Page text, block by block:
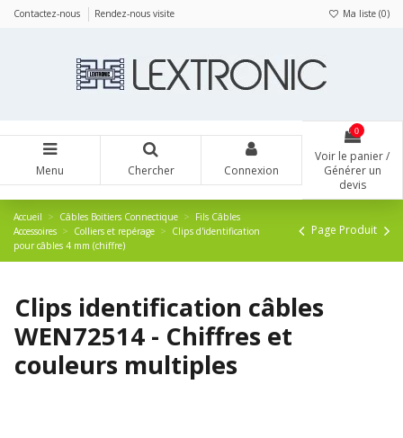
Contactez-nous Rendez-nous visite Ma liste (0)
Menu Chercher Connexion
0
Voir le panier /
Générer un
devis
Accueil Câbles Boitiers Connectique
Fils Câbles
Accessoires
Colliers et repérage
Clips d'identification
pour câbles 4 mm (chiffre)
Page Produit
Clips identification câbles
WEN72514 - Chiffres et
couleurs multiples
Panneau de gestion des cookies